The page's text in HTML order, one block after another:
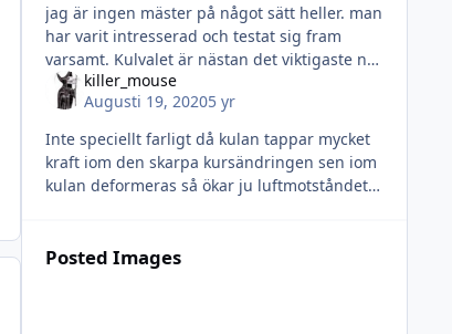
jag är ingen mäster på något sätt heller. man
har varit intresserad och testat sig fram
varsamt. Kulvalet är nästan det viktigaste när
det gäller säkerhet map. på utrustning. när
det gäller bana s
killer_mouse
Augusti 19, 20205 yr
Inte speciellt farligt då kulan tappar mycket
kraft iom den skarpa kursändringen sen iom
kulan deformeras så ökar ju luftmotståndet
Posted Images